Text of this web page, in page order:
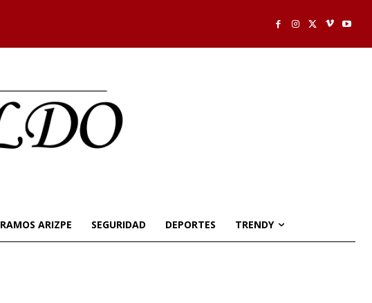
RAMOS ARIZPE SEGURIDAD DEPORTES TRENDY